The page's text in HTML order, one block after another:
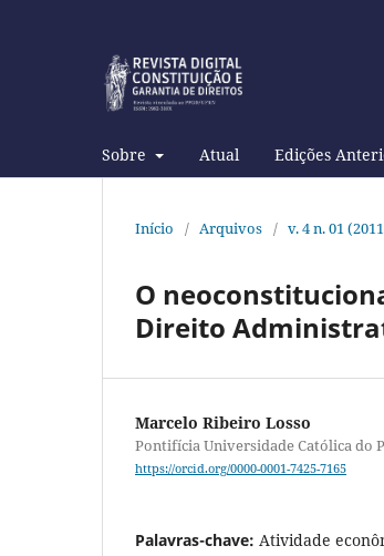
Sobre Atual Edições
Início / Arquivos / v. 4 n. 01
O
Direito
Marcelo Ribeiro Losso
Pontifícia Universidade Católica do
https://orcid.org/0000-0001-7425-7165
Palavras-chave: Atividade